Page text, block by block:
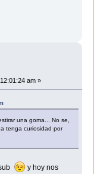
am »
una goma... No se,
tenga curiosidad por
y hoy nos